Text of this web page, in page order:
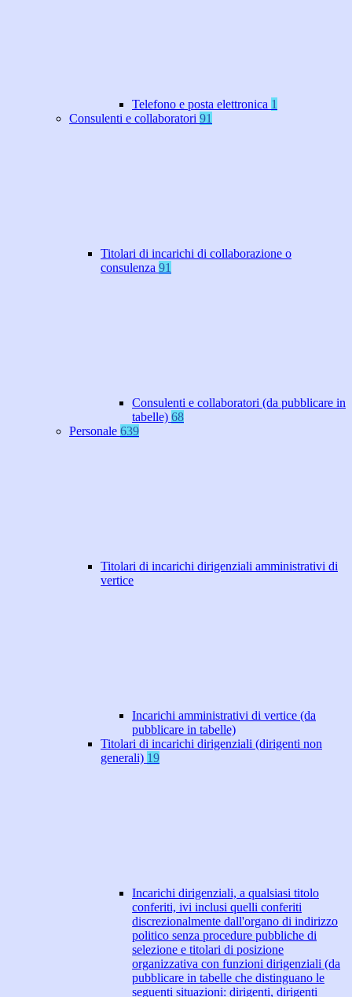
Telefono e posta elettronica 1
Consulenti e collaboratori 91
Titolari di incarichi di collaborazione o
consulenza 91
Consulenti e collaboratori (da pubblicare in
tabelle) 68
Personale 639
Titolari di incarichi dirigenziali amministrativi di
vertice
Incarichi amministrativi di vertice (da
pubblicare in tabelle)
Titolari di incarichi dirigenziali (dirigenti non
generali) 19
Incarichi dirigenziali, a qualsiasi titolo
conferiti, ivi inclusi quelli conferiti
discrezionalmente dall'organo di indirizzo
politico senza procedure pubbliche di
selezione e titolari di posizione
organizzativa con funzioni dirigenziali (da
pubblicare in tabelle che distinguano le
seguenti situazioni: dirigenti, dirigenti